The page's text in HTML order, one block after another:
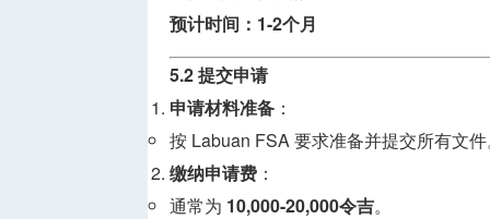
预计时间：1-2个月
5.2 提交申请
申请材料准备 ：
按 Labuan FSA 要求准备并提交所有文
缴纳申请费 ：
通常为 10,000-20,000令吉。